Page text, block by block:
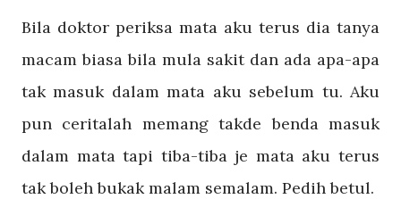
Bila doktor periksa mata aku terus dia tanya
macam biasa bila mula sakit dan ada apa-apa
tak masuk dalam mata aku sebelum tu. Aku
pun ceritalah memang takde benda masuk
dalam mata tapi tiba-tiba je mata aku terus
tak boleh bukak malam semalam. Pedih betul.